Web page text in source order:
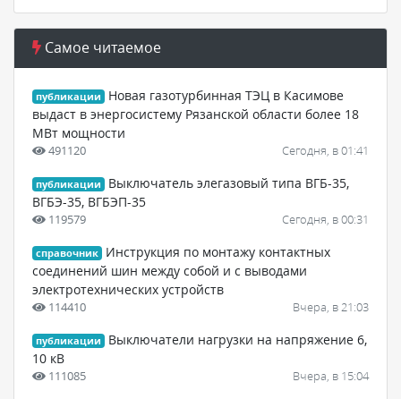
Самое читаемое
публикации
Новая газотурбинная ТЭЦ в Касимове
выдаст в энергосистему Рязанской области более 18
МВт мощности
491120 Сегодня, в 01:41
публикации
Выключатель элегазовый типа ВГБ-35,
ВГБЭ-35, ВГБЭП-35
119579 Сегодня, в 00:31
справочник
Инструкция по монтажу контактных
соединений шин между собой и с выводами
электротехнических устройств
114410 Вчера, в 21:03
публикации
Выключатели нагрузки на напряжение 6,
10 кВ
111085 Вчера, в 15:04